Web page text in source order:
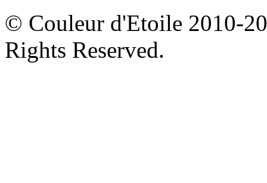
© Couleur d'Etoile 2010-
Rights Reserved.